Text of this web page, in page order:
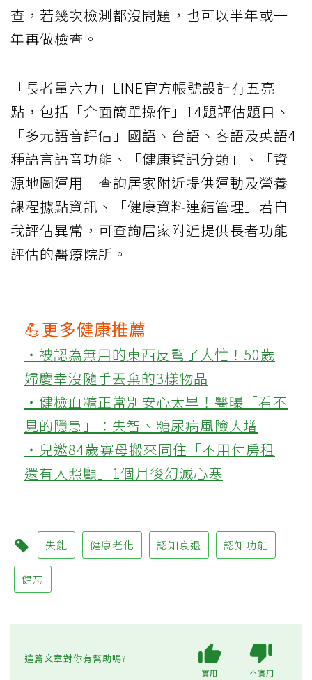
查，若幾次檢測都沒問題，也可以半年或一
年再做檢查。
「長者量六力」LINE官方帳號設計有五亮
點，包括「介面簡單操作」14題評估題目、
「多元語音評估」國語、台語、客語及英語4
種語言語音功能、「健康資訊分類」、「資
源地圖運用」查詢居家附近提供運動及營養
課程據點資訊、「健康資料連結管理」若自
我評估異常，可查詢居家附近提供長者功能
評估的醫療院所。
💪更多健康推薦
‧被認為無用的東西反幫了大忙！50歲
婦慶幸沒隨手丟棄的3樣物品
‧健檢血糖正常別安心太早！醫曝「看不
見的隱患」：失智、糖尿病風險大增
‧兒邀84歲寡母搬來同住「不用付房租
還有人照顧」1個月後幻滅心寒
失能 健康老化 認知衰退 認知功能
健忘
這篇文章對你有幫助嗎?
實用 不實用